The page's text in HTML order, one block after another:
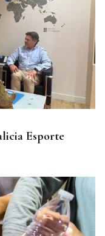
Esporte